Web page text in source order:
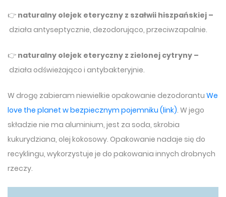
👉 naturalny olejek eteryczny z szałwii hiszpańskiej –
działa antyseptycznie, dezodorująco, przeciwzapalnie.
👉 naturalny olejek eteryczny z zielonej cytryny –
działa odświeżająco i antybakteryjnie.
W drogę zabieram niewielkie opakowanie dezodorantu We
love the planet w bezpiecznym pojemniku (link). W jego
składzie nie ma aluminium, jest za soda, skrobia
kukurydziana, olej kokosowy. Opakowanie nadaje się do
recyklingu, wykorzystuje je do pakowania innych drobnych
rzeczy.